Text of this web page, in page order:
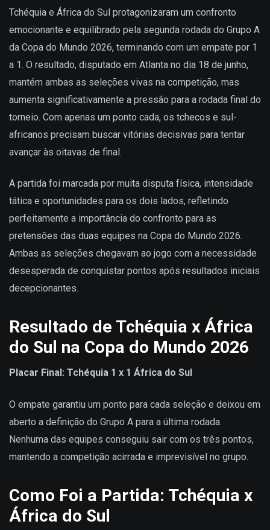
Tchéquia e África do Sul protagonizaram um confronto
emocionante e equilibrado pela segunda rodada do Grupo A
da Copa do Mundo 2026, terminando com um empate por 1
a 1. O resultado, disputado em Atlanta no dia 18 de junho,
mantém ambas as seleções vivas na competição, mas
aumenta significativamente a pressão para a rodada final do
torneio. Com apenas um ponto cada, os tchecos e sul-
africanos precisam buscar vitórias decisivas para tentar
avançar às oitavas de final.
A partida foi marcada por muita disputa física, intensidade
tática e oportunidades para os dois lados, refletindo
perfeitamente a importância do confronto para as
pretensões das duas equipes na Copa do Mundo 2026.
Ambas as seleções chegavam ao jogo com a necessidade
desesperada de conquistar pontos após resultados iniciais
decepcionantes.
Resultado de Tchéquia x África
do Sul na Copa do Mundo 2026
Placar Final: Tchéquia 1 x 1 África do Sul
O empate garantiu um ponto para cada seleção e deixou em
aberto a definição do Grupo A para a última rodada.
Nenhuma das equipes conseguiu sair com os três pontos,
mantendo a competição acirrada e imprevisível no grupo.
Como Foi a Partida: Tchéquia x
África do Sul